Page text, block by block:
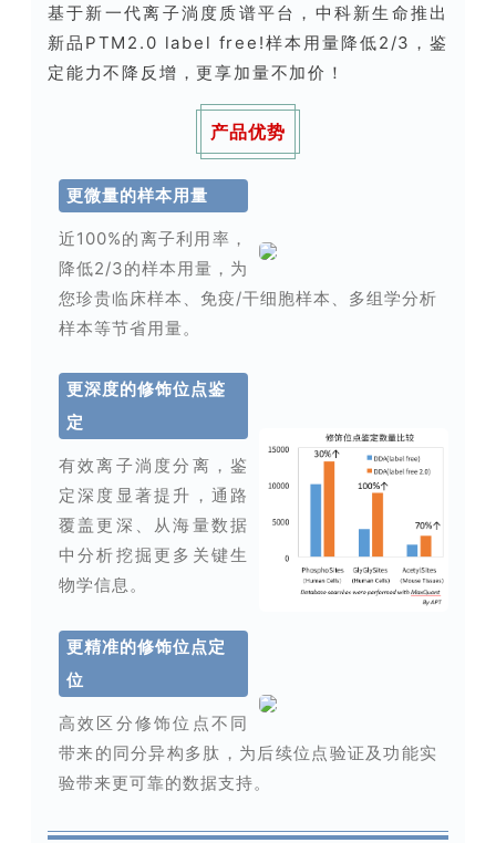
基于新一代离子淌度质谱平台，中科新生命推出
新品PTM2.0 label free!样本用量降低2/3，鉴
定能力不降反增，更享加量不加价！
产品优势
更微量的样本用量
近100%的离子利用率，
降低2/3的样本用量， 为
您珍贵临床样本、免疫/干细胞样本、多组学分析
样本等节省用量。
更深度的修饰位点鉴
定
有效离子淌度分离，鉴
定深度显著提升， 通路
覆盖更深、从海量数据
中分析挖掘更多关键生
物学信息。
更精准的修饰位点定
位
高效区分修饰位点不同
带来的同分异构多肽， 为后续位点验证及功能实
验带来更可靠的数据支持。